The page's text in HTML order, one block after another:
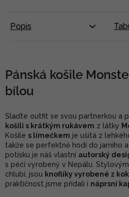
Popis
Pánská košile
bílou
Slaďte outfit se svou partnerkou a
košili s krátkým rukávem z látky
Košile s límečkem je ušitá z
takže se perfektně hodí do jarního
potisku je náš vlastní autorský
s péčí vyrobený v Nepálu.
chlubí, jsou knoflíky vyrobené z
praktičnost jsme přidali i náprsní